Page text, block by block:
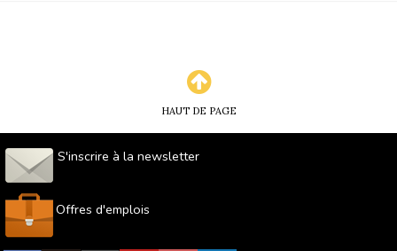
HAUT DE PAGE
S'inscrire à la newsletter
Offres d'emplois